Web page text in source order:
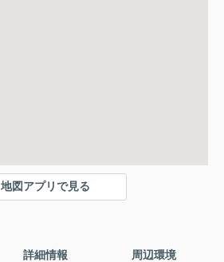
地図アプリで見る
詳細情報 周辺環境